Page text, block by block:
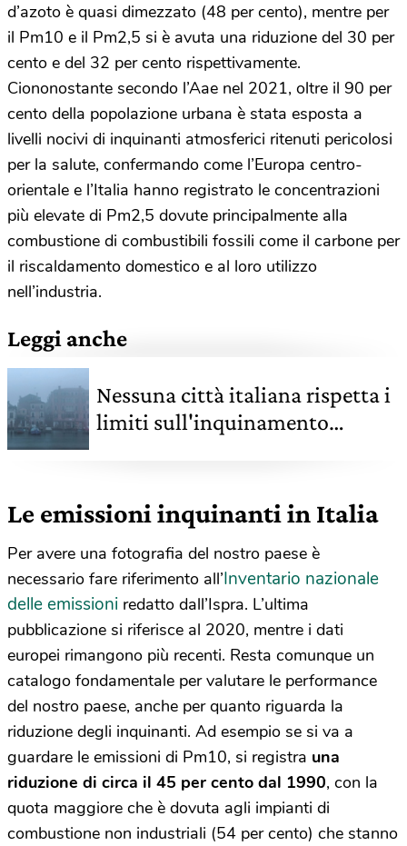
d’azoto è quasi dimezzato (48 per cento), mentre per
il Pm10 e il Pm2,5 si è avuta una riduzione del 30 per
cento e del 32 per cento rispettivamente.
Ciononostante secondo l’Aae nel 2021, oltre il 90 per
cento della popolazione urbana è stata esposta a
livelli nocivi di inquinanti atmosferici ritenuti pericolosi
per la salute, confermando come l’Europa centro-
orientale e l’Italia hanno registrato le concentrazioni
più elevate di Pm2,5 dovute principalmente alla
combustione di combustibili fossili come il carbone per
il riscaldamento domestico e al loro utilizzo
nell’industria.
Leggi anche
Nessuna città italiana rispetta i
limiti sull'inquinamento
Le emissioni inquinanti in Italia
Per avere una fotografia del nostro paese è
necessario fare riferimento all’Inventario nazionale
delle emissioni redatto dall’Ispra. L’ultima
pubblicazione si riferisce al 2020, mentre i dati
europei rimangono più recenti. Resta comunque un
catalogo fondamentale per valutare le performance
del nostro paese, anche per quanto riguarda la
riduzione degli inquinanti. Ad esempio se si va a
guardare le emissioni di Pm10, si registra una
riduzione di circa il 45 per cento dal 1990, con la
quota maggiore che è dovuta agli impianti di
combustione non industriali (54 per cento) che stanno